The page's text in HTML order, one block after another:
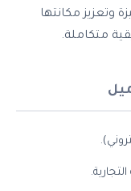
مكانتها
متكاملة.